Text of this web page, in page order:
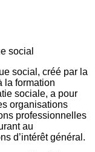
social, créé par la
la formation
sociale, a pour
organisations
professionnelles
au
d’intérêt général.